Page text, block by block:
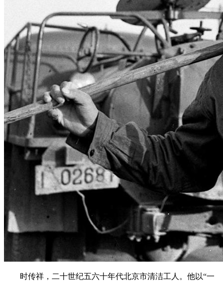
时传祥，二十世纪五六十年代北京市清洁工人。他以“一